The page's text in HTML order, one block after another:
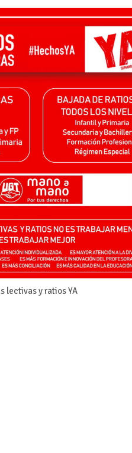
lectivas y ratios YA